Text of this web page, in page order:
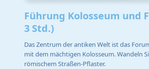
Führung Kolosseum und
3 Std.)
Das Zentrum der antiken Welt ist das
mit dem mächtigen Kolosseum. Wandeln
römischem Straßen-Pflaster.